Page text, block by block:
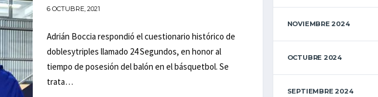
6 OCTUBRE, 2021
Adrián Boccia respondió el cuestionario histórico de
doblesytriples llamado 24 Segundos, en honor al
tiempo de posesión del balón en el básquetbol. Se
trata…
NOVIEMBRE 2024
OCTUBRE 2024
SEPTIEMBRE 2024